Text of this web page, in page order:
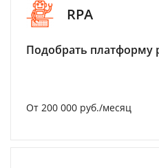
RPA
Подобрать платформу
От 200 000 руб./месяц